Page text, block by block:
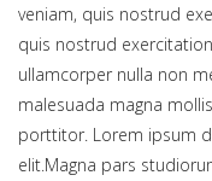
veniam, quis nostrud
quis nostrud
ullamcorper nulla non
malesuada magna
porttitor. Lorem ipsum
elit.Magna pars